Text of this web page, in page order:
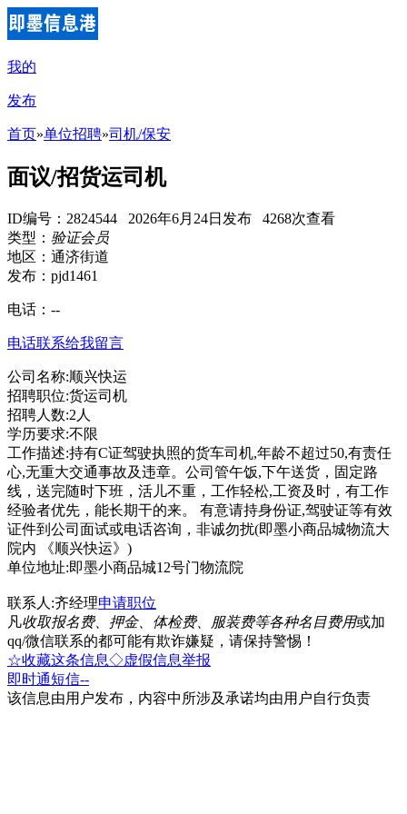
我的
发布
首页»单位招聘»司机/保安
面议/招货运司机
ID编号：2824544 2026年6月24日发布 4268次查看
类型： 验证会员
地区：通济街道
发布：pjd1461
电话： --
电话联系给我留言
公司名称:顺兴快运
招聘职位:货运司机
招聘人数:2人
学历要求:不限
工作描述:持有C证驾驶执照的货车司机,年龄不超过50,有责任
心,无重大交通事故及违章。公司管午饭,下午送货，固定路
线，送完随时下班，活儿不重，工作轻松,工资及时，有工作
经验者优先，能长期干的来。 有意请持身份证,驾驶证等有效
证件到公司面试或电话咨询，非诚勿扰(即墨小商品城物流大
院内 《顺兴快运》)
单位地址:即墨小商品城12号门物流院
联系人:齐经理申请职位
凡收取报名费、押金、体检费、服装费等各种名目费用或加
qq/微信联系的都可能有欺诈嫌疑，请保持警惕！
☆收藏这条信息◇虚假信息举报
即时通短信--
该信息由用户发布，内容中所涉及承诺均由用户自行负责